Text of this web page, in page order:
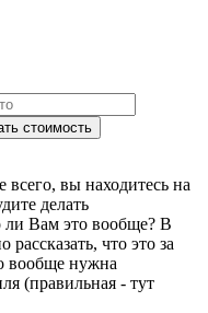
стоимость
всего, вы находитесь на
делать
Вам это вообще? В
что это за
вообще нужна
(правильная - тут